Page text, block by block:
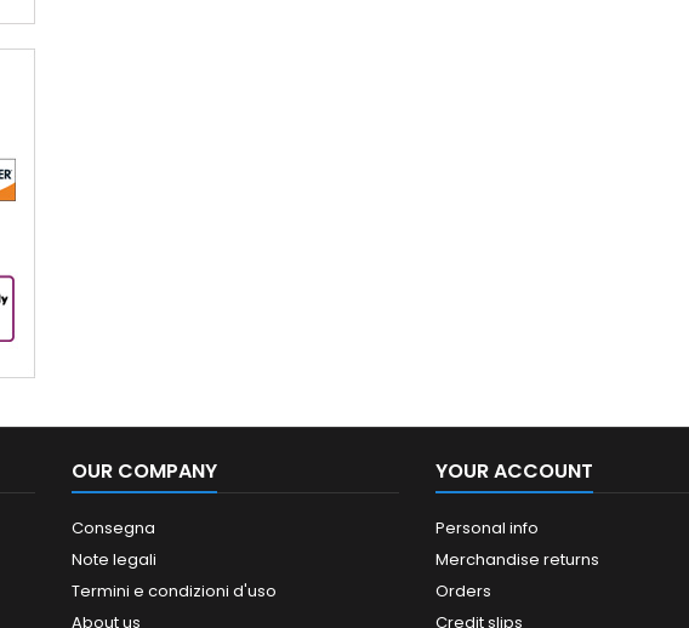
OUR COMPANY
Consegna
Note legali
Termini e condizioni d'uso
About us
YOUR ACCOUNT
Personal info
Merchandise returns
Orders
Credit slips